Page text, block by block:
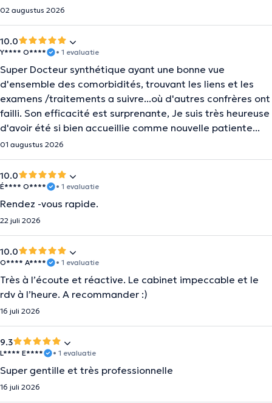
02 augustus 2026
10.0
Y**** O**** • 1 evaluatie
Super Docteur synthétique ayant une bonne vue
d'ensemble des comorbidités, trouvant les liens et les
examens /traitements a suivre...où d'autres confrères ont
failli. Son efficacité est surprenante, Je suis très heureuse
d'avoir été si bien accueillie comme nouvelle patiente...
01 augustus 2026
10.0
É**** O**** • 1 evaluatie
Rendez -vous rapide.
22 juli 2026
10.0
O**** A**** • 1 evaluatie
Très à l’écoute et réactive. Le cabinet impeccable et le
rdv à l’heure. A recommander :)
16 juli 2026
9.3
L**** E**** • 1 evaluatie
Super gentille et très professionnelle
16 juli 2026